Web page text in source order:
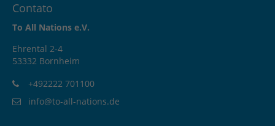
Contato
To All Nations e.V.
Ehrental 2-4
53332 Bornheim
+492222 701100
info@to-all-nations.de